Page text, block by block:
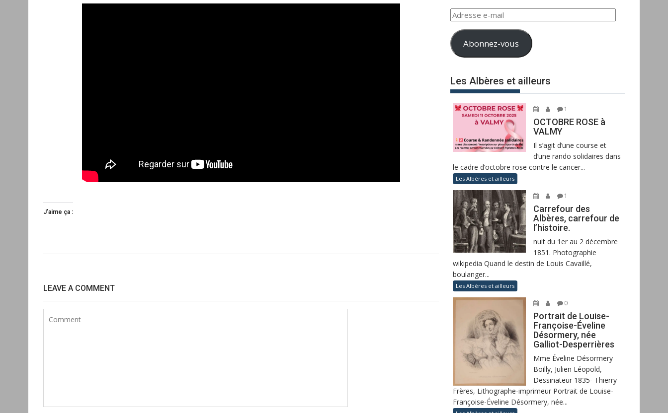
J’aime ça :
de
LEAVE A COMMENT
Adresse
mail
Abonnez-vous
Les Albères et ailleurs
1
OCTOBRE ROSE à
VALMY
Il s’agit d’une course et
d’une rando solidaires dans
le cadre d’octobre rose contre le cancer...
Les Albères et ailleurs
1
Carrefour des
Albères, carrefour de
l’histoire.
nuit du 1er au 2 décembre
1851. Photographie
wikipedia Quand le destin de Louis Cavaillé,
boulanger...
Les Albères et ailleurs
0
Portrait de Louise-
Françoise-Éveline
Désormery, née
Galliot-Desperrières
Mme Éveline Désormery
Boilly, Julien Léopold,
Dessinateur 1835- Thierry
Frères, Lithographe-imprimeur Portrait de Louise-
Françoise-Éveline Désormery, née...